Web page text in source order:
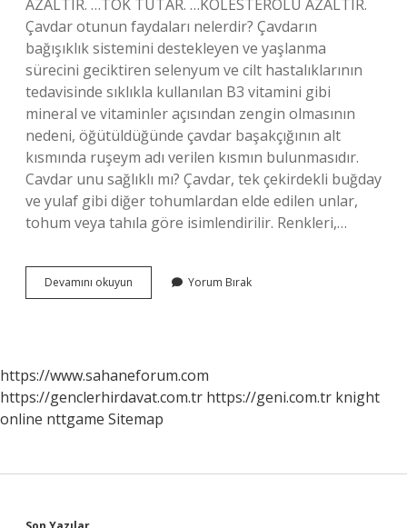
AZALTIR. …TOK TUTAR. …KOLESTEROLÜ AZALTIR.
Çavdar otunun faydaları nelerdir? Çavdarın
bağışıklık sistemini destekleyen ve yaşlanma
sürecini geciktiren selenyum ve cilt hastalıklarının
tedavisinde sıklıkla kullanılan B3 vitamini gibi
mineral ve vitaminler açısından zengin olmasının
nedeni, öğütüldüğünde çavdar başakçığının alt
kısmında ruşeym adı verilen kısmın bulunmasıdır.
Cavdar unu sağlıklı mı? Çavdar, tek çekirdekli buğday
ve yulaf gibi diğer tohumlardan elde edilen unlar,
tohum veya tahıla göre isimlendirilir. Renkleri,…
Devamını okuyun
Nedir
Yorum Bırak
https://www.sahaneforum.com
https://genclerhirdavat.com.tr https://geni.com.tr knight
online nttgame Sitemap